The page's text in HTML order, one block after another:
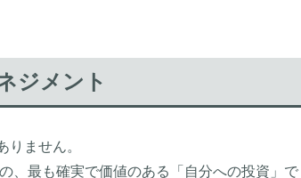
ジメント
ません。
、最も確実で価値のある「自分への投資」で